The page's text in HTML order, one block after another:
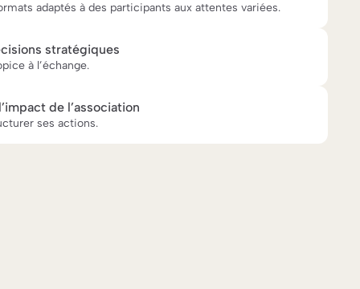
adaptés à des participants aux attentes variées.
stratégiques
à l’échange.
de l’association
ses actions.